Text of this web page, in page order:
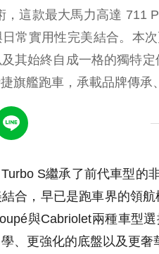
，這款最大馬力高達 711
常實用性完美結合。本
其始終自成一格的獨特
旗艦跑車，承載品牌傳承
S繼承了前代車型的
合，早已是跑車界的領
與Cabriolet兩種車型
、更強化的底盤以及更奢